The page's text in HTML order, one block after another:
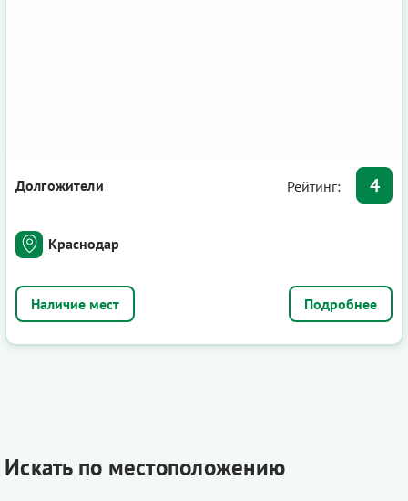
Долгожители Рейтинг: 4
Краснодар
Подробнее
Искать по местоположению